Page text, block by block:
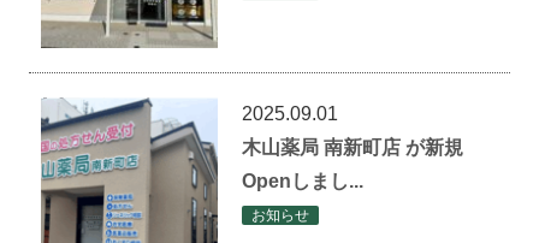
2025.09.01
木山薬局 南新町店 が新規
Openしまし...
お知らせ